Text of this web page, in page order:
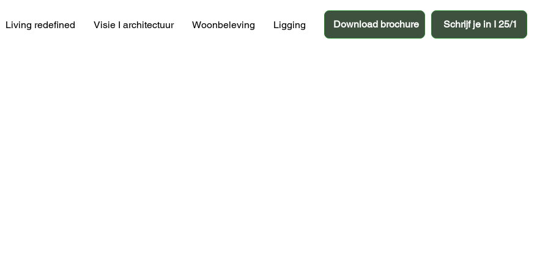
Living redefined Visie I architectuur Woonbeleving Ligging Download brochure Schrijf je in I 25/1